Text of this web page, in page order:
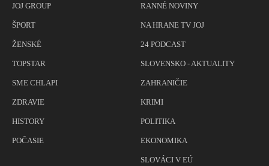
JOJ GROUP
ŠPORT
ŽENSKÉ
TOPSTAR
SME CHLAPI
ZDRAVIE
HISTORY
POČASIE
RANNÉ NOVINY
NA HRANE TV JOJ
24 PODCAST
SLOVENSKO - AKTUALITY
ZAHRANIČIE
KRIMI
POLITIKA
EKONOMIKA
SLOVÁCI V EÚ